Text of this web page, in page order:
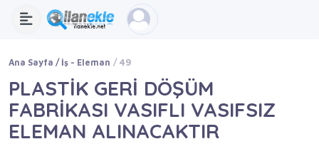
Ana Sayfa İş - Eleman 49
​PLASTİK GERİ DÖŞÜM
FABRİKASI VASIFLI VASIFSIZ
ELEMAN ALINACAKTIR